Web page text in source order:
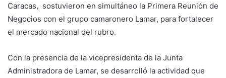
Caracas, sostuvieron en simultáneo la Primera Reunión de
Negocios con el grupo camaronero Lamar, para fortalecer
el mercado nacional del rubro.
Con la presencia de la vicepresidenta de la Junta
Administradora de Lamar, se desarrolló la actividad que